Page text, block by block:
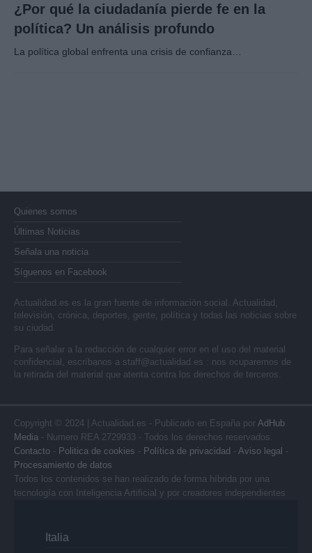
¿Por qué la ciudadanía pierde fe en la
política? Un análisis profundo
La política global enfrenta una crisis de confianza…
Quienes somos
Últimas Noticias
Señala una noticia
Síguenos en Facebook
Actualidad.es es la gran fuente de información social. Actualidad,
televisión, crónica, deportes, gente, política y todas las noticias sobre
su ciudad.
Para señalar a la redacción de cualquier error en el uso del material
confidencial, escríbanos a staff@actualidad.es : nos ocuparemos de
la retirada del material que atenta contra los derechos de terceros.
Copyright © 2024 | Actualidad.es - Publicado en España por AdHub
Media - Numero REA 2729933 - Todos los derechos reservados.
Contacto - Politica de cookies - Política de privacidad - Aviso legal -
Procesamiento de datos
Todos los contenidos se han realizado de forma híbrida por una
tecnología con Inteligencia Artificial y por creadores independientes
Italia